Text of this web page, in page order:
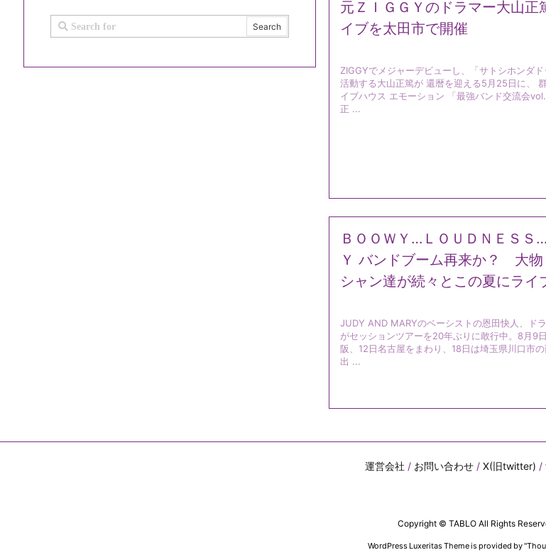
元ＺＩＧＧＹのドラマー大山正
イブを太田市で開催
ZIGGYでメジャーデビューし、「サトシホンダ
活動する大山正篤が 還暦を迎える5月25日に、
イブハウス エモーション 「最強バンド交流会
正 ...
ＢＯＯＷＹ…ＬＯＵＤＮＥＳＳ
Ｙ バンドブーム再来か？ 大物
シャン達が続々とこの夏にライ
JUDY AND MARYのベーシストの恩田快人、ド
がセッションツアーを20年ぶりに敢行中。8月9
阪、12日名古屋をまわり、18日は埼玉県川口市
出 ...
運営会社 / お問い合わせ/ X(旧twitter) /
Copyright © TABLOAll Rights
WordPress Luxeritas Theme is provided by "